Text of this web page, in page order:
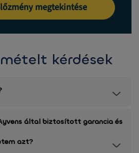
megtekintése
kérdések
által biztosított garancia és
azt?